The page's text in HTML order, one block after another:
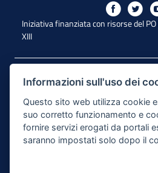
Iniziativa finanziata con risorse del
XIII
Dichiarazione di Accessibilità
Note Legali
Cookie e Privacy
Responsabile di pubblicazione
Informazioni sull'uso dei
Questo sito web utilizza cookie
suo corretto funzionamento e
fornire servizi erogati da portali
saranno impostati solo dopo il